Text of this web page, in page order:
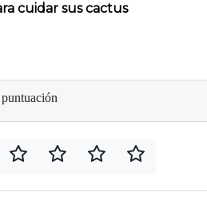
cuidar sus cactus